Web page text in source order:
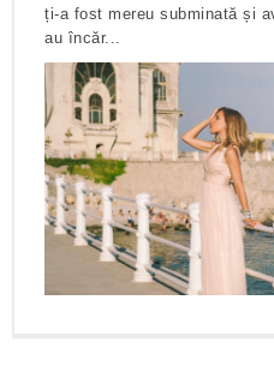
ți-a fost mereu subminată și
au încăr...